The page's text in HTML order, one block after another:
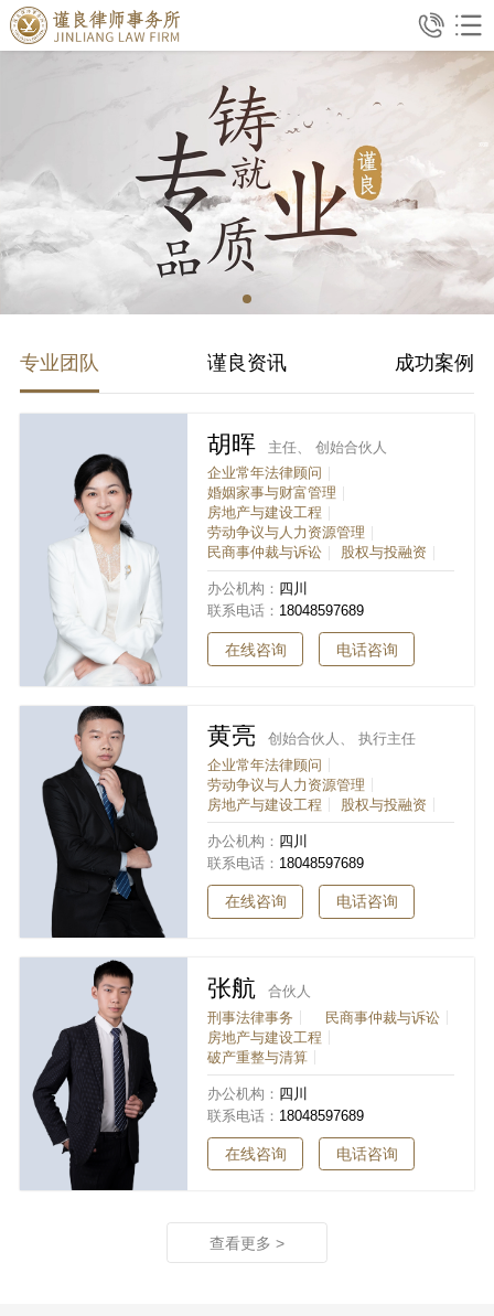
专业团队 谨良资讯 成功案例
胡晖
主任、 创始合伙人
企业常年法律顾问
婚姻家事与财富管理
房地产与建设工程
劳动争议与人力资源管理
民商事仲裁与诉讼
股权与投融资
办公机构： 四川
联系电话： 18048597689
在线咨询 电话咨询
黄亮
创始合伙人、 执行主任
企业常年法律顾问
劳动争议与人力资源管理
房地产与建设工程
股权与投融资
办公机构： 四川
联系电话： 18048597689
在线咨询 电话咨询
张航
合伙人
刑事法律事务
民商事仲裁与诉讼
房地产与建设工程
破产重整与清算
办公机构： 四川
联系电话： 18048597689
在线咨询 电话咨询
查看更多 >